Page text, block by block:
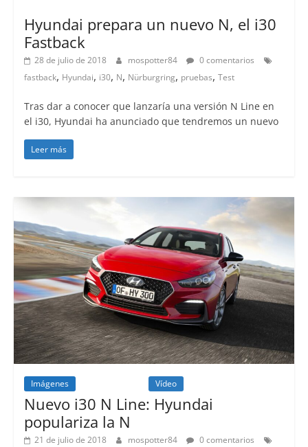
Hyundai prepara un nuevo N, el i30
Fastback
28 de julio de 2018 mospotter84
0 comentarios
fastback, Hyundai, i30, N, Nürburgring, pruebas, Test
Tras dar a conocer que lanzaría una versión N Line en
el i30, Hyundai ha anunciado que tendremos un nuevo
Leer más
Imágenes Vídeo
Nuevo i30 N Line: Hyundai
populariza la N
21 de julio de 2018 mospotter84
0 comentarios